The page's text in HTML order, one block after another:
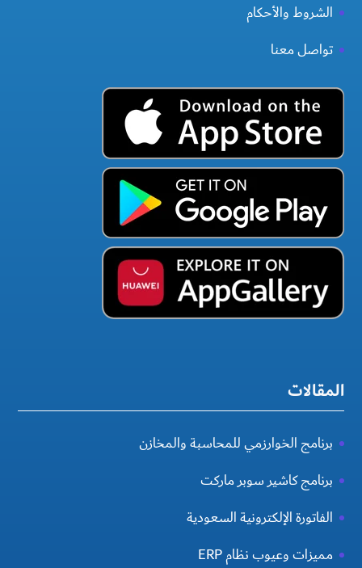
الشروط والأحكام
تواصل معنا
المقالات
برنامج الخوارزمي للمحاسبة والمخازن
برنامج كاشير سوبر ماركت
الفاتورة الإلكترونية السعودية
مميزات وعيوب نظام ERP